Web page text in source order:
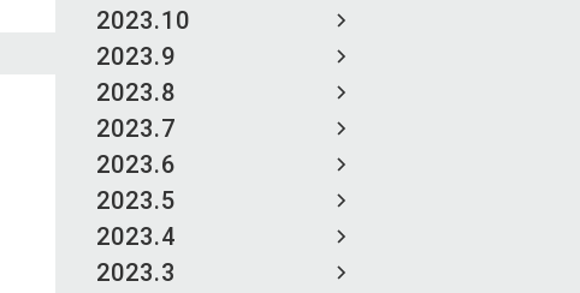
2023.10
2023.9
2023.8
2023.7
2023.6
2023.5
2023.4
2023.3